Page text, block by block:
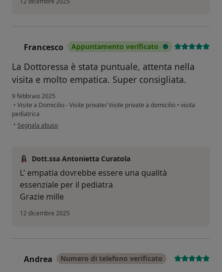
Francesco Appuntamento verificato
La Dottoressa è stata puntuale, attenta nella
visita e molto empatica. Super consigliata.
9 febbraio 2025
• Visite a Domicilio - Visite private/ Visite private a domicilio • visita
pediatrica
• secondo l'opinione dell'utente Francesco
Segnala abuso
Dott.ssa Antonietta Curatola
L' empatia dovrebbe essere una qualità
essenziale per il pediatra
Grazie mille
12 dicembre 2025
Andrea Numero di telefono verificato